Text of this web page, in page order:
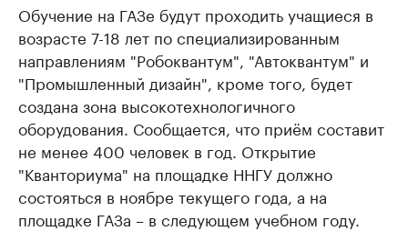
Обучение на ГАЗе будут проходить учащиеся в
возрасте 7-18 лет по специализированным
направлениям "Робоквантум", "Автоквантум" и
"Промышленный дизайн", кроме того, будет
создана зона высокотехнологичного
оборудования. Сообщается, что приём составит
не менее 400 человек в год. Открытие
"Кванториума" на площадке ННГУ должно
состояться в ноябре текущего года, а на
площадке ГАЗа ​– в следующем учебном году.